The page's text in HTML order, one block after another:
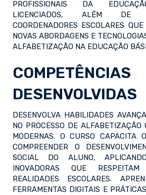
PROFISSIONAIS DA
LICENCIADOS, ALÉM DE
COORDENADORES ESCOLARES
NOVAS ABORDAGENS E
ALFABETIZAÇÃO NA EDUCAÇÃO
COMPETÊNCIAS
DESENVOLVIDAS
DESENVOLVA HABILIDADES
NO PROCESSO DE ALFABETIZAÇÃO
MODERNAS. O CURSO CAPACITA
COMPREENDER O
SOCIAL DO ALUNO, APLICANDO
INOVADORAS QUE
REALIDADES ESCOLARES.
FERRAMENTAS DIGITAIS E